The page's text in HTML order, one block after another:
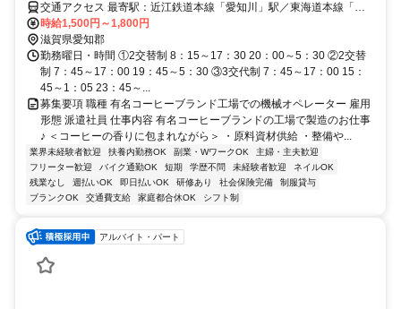
交通アクセス 最寄駅：近江鉄道本線「愛知川」駅／東海道本線「稲
枝」駅／東海道本線「能登川」駅
時給1,500円～1,800円
滋賀県愛知郡
勤務曜日・時間 ①2交替制 8：15～17：30 20：00～5：30 ②2交替
制 7：45～17：00 19：45～5：30 ③3交代制 7：45～17：00 15：
45～1：05 23：45～...
募集要項 職種 有名コーヒーブランド工場での機械オペレーター 雇用
形態 派遣社員 仕事内容 有名コーヒーブランドの工場で製造のお仕事
♪ ＜コーヒーの香りに包まれながら＞ ・原料資材供給 ・整備や...
業界未経験者歓迎 扶養内勤務OK 副業・WワークOK
主婦・主夫歓迎
フリーター歓迎
バイク通勤OK 短期 学歴不問 未経験者歓迎
ネイルOK
残業なし
週払いOK 即日払いOK 研修あり 社会保険完備
制服貸与
ブランクOK
交通費支給 家庭都合休OK シフト制
アルバイト・パート